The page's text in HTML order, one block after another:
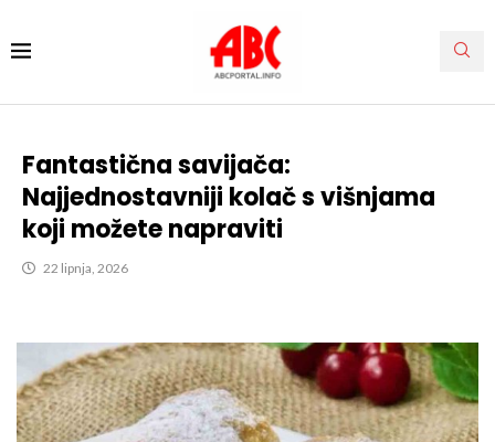
Fantastična savijača:
Najjednostavniji kolač s višnjama
koji možete napraviti
22 lipnja, 2026